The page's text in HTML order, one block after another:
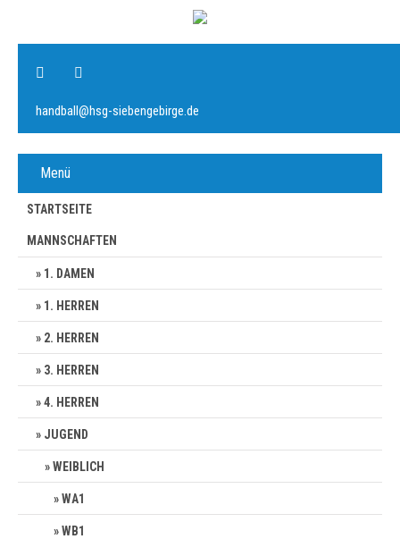
handball@hsg-siebengebirge.de
Menü
STARTSEITE
MANNSCHAFTEN
1. DAMEN
1. HERREN
2. HERREN
3. HERREN
4. HERREN
JUGEND
WEIBLICH
WA1
WB1